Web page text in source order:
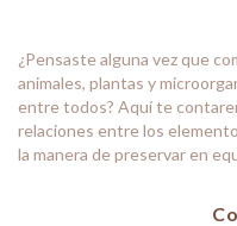
¿Pensaste alguna vez que
animales, plantas y
entre todos? Aquí te
relaciones entre los
la manera de preservar en